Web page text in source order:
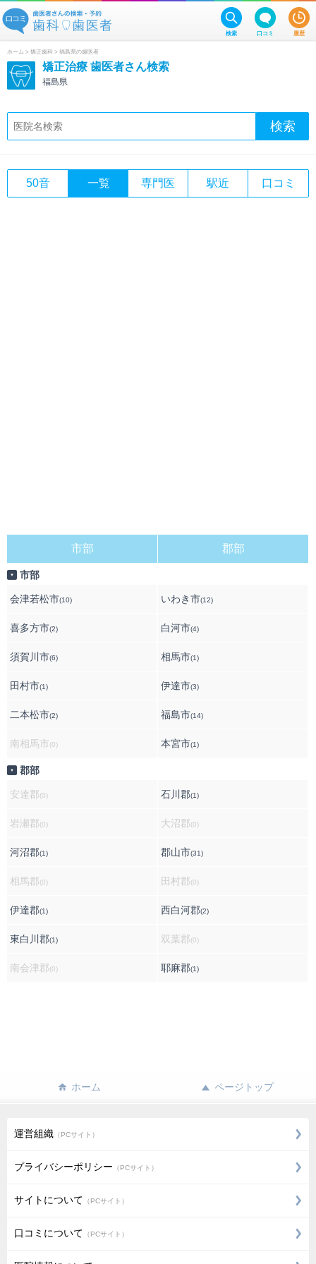
検索 口コミ 履歴
ホーム > 矯正歯科 > 福島県の歯医者
矯正治療 歯医者さん検索
福島県
50音 一覧 専門医 駅近 口コミ
市部 郡部
▼ 市部
会津若松市(10) いわき市(12)
喜多方市(2) 白河市(4)
須賀川市(6) 相馬市(1)
田村市(1) 伊達市(3)
二本松市(2) 福島市(14)
南相馬市 (0) 本宮市(1)
▼ 郡部
安達郡(0) 石川郡(1)
岩瀬郡(0) 大沼郡(0)
河沼郡(1) 郡山市(31)
相馬郡(0) 田村郡(0)
伊達郡(1) 西白河郡(2)
東白川郡(1) 双葉郡(0)
南会津郡(0) 耶麻郡(1)
ホーム ページトップ
運営組織 （PCサイト）
プライバシーポリシー （PCサイト）
サイトについて （PCサイト）
口コミについて （PCサイト）